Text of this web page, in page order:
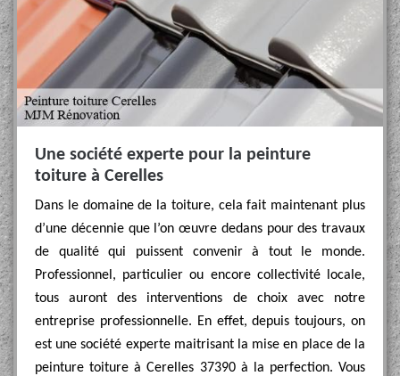
Une société experte pour la peinture
toiture à Cerelles
Dans le domaine de la toiture, cela fait maintenant plus
d’une décennie que l’on œuvre dedans pour des travaux
de qualité qui puissent convenir à tout le monde.
Professionnel, particulier ou encore collectivité locale,
tous auront des interventions de choix avec notre
entreprise professionnelle. En effet, depuis toujours, on
est une société experte maitrisant la mise en place de la
peinture toiture à Cerelles 37390 à la perfection. Vous